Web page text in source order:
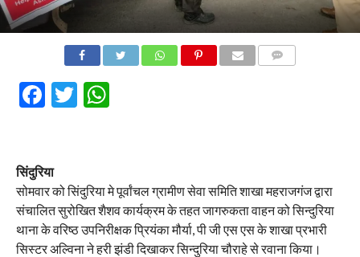
Facebook
Twitter
WhatsApp
सिंदुरिया
सोमवार को सिंदुरिया मे पूर्वांचल ग्रामीण सेवा समिति शाखा महराजगंज द्वारा
संचालित सुरोखित शैशव कार्यक्रम के तहत जागरुकता वाहन को सिन्दुरिया
थाना के वरिष्ठ उपनिरीक्षक प्रियंका मौर्या, पी जी एस एस के शाखा प्रभारी
सिस्टर अल्विना ने हरी झंडी दिखाकर सिन्दुरिया चौराहे से रवाना किया।